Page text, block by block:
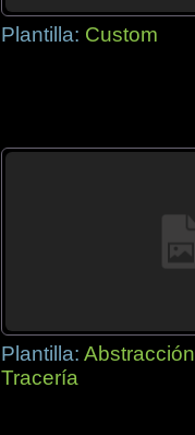
Plantilla: Custom
Plantilla: Abstracción
Tracería